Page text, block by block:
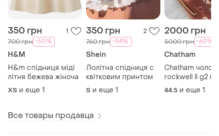
350 грн 1
700 грн -50%
H&M
H&m спідниця міді
літня бежева жіноча
ХS и еще 1
350 грн 2
760 грн -54%
Shein
Лолітна спідниця с
квітковим принтом
S и еще 1
2000 грн
5000 грн -60%
Chatham
Chatham
rockwell ll g2
leather туфлі
44.5 и еще 1
Все товары продавца